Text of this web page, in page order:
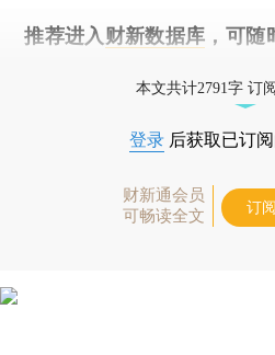
推荐进入 财新数据库 ，可
本文共计2791字 订
登录 后获取已订
财新通会员
可畅读全文
订